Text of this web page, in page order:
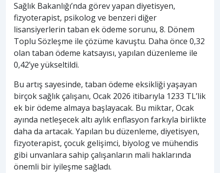
Sağlık Bakanlığı’nda görev yapan diyetisyen,
fizyoterapist, psikolog ve benzeri diğer
lisansiyerlerin taban ek ödeme sorunu, 8. Dönem
Toplu Sözleşme ile çözüme kavuştu. Daha önce 0,32
olan taban ödeme katsayısı, yapılan düzenleme ile
0,42’ye yükseltildi.
Bu artış sayesinde, taban ödeme eksikliği yaşayan
birçok sağlık çalışanı, Ocak 2026 itibarıyla 1233 TL’lik
ek bir ödeme almaya başlayacak. Bu miktar, Ocak
ayında netleşecek altı aylık enflasyon farkıyla birlikte
daha da artacak. Yapılan bu düzenleme, diyetisyen,
fizyoterapist, çocuk gelişimci, biyolog ve mühendis
gibi unvanlara sahip çalışanların mali haklarında
önemli bir iyileşme sağladı.